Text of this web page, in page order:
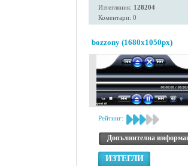
Изтегляния: 128204
Коментари: 0
bozzony (1680x1050px)
Рейтинг:
Допълнителна
ИЗТЕГЛИ